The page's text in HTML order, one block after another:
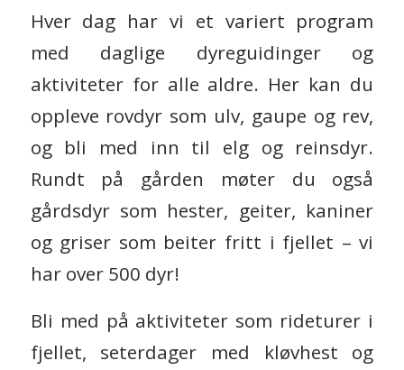
Hver dag har vi et variert program
med daglige dyreguidinger og
aktiviteter for alle aldre. Her kan du
oppleve rovdyr som ulv, gaupe og rev,
og bli med inn til elg og reinsdyr.
Rundt på gården møter du også
gårdsdyr som hester, geiter, kaniner
og griser som beiter fritt i fjellet – vi
har over 500 dyr!
Bli med på aktiviteter som rideturer i
fjellet, seterdager med kløvhest og